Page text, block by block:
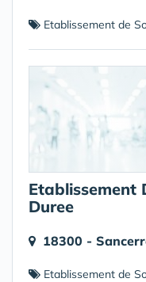
Etablissement de
Etablissement
Duree
18300 -
Etablissement de